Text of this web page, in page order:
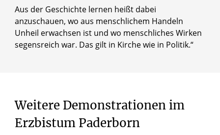
Aus der Geschichte lernen heißt dabei
anzuschauen, wo aus menschlichem Handeln
Unheil erwachsen ist und wo menschliches Wirken
segensreich war. Das gilt in Kirche wie in Politik.“
Weitere Demonstrationen im
Erzbistum Paderborn